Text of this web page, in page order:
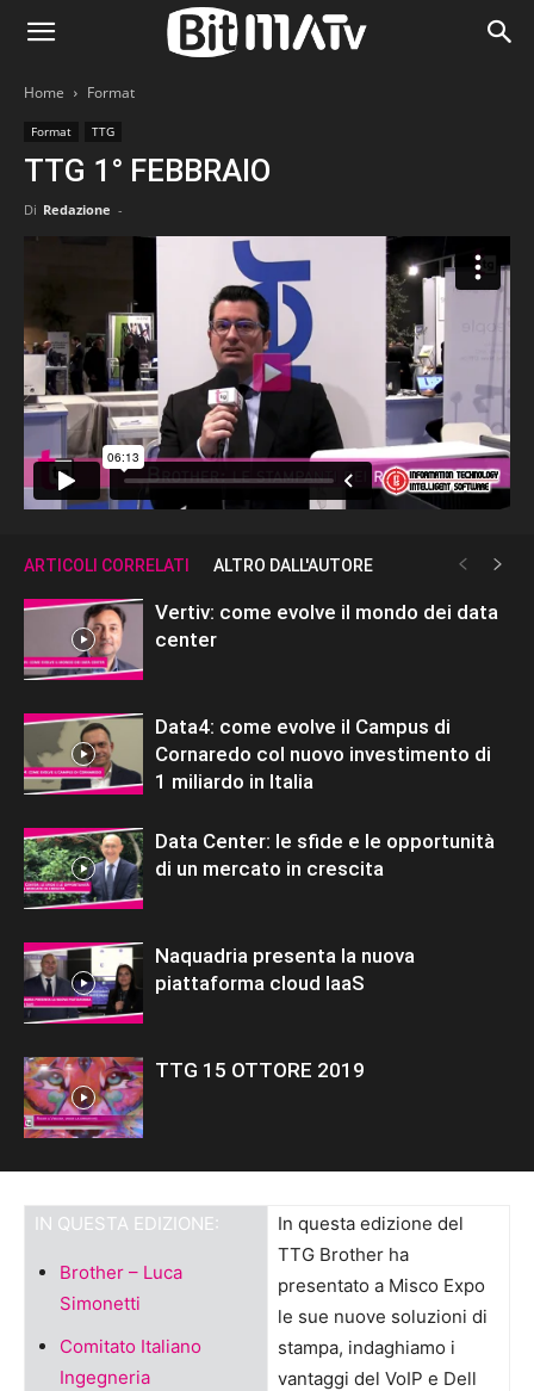
Home Format
Format TTG
TTG 1° FEBBRAIO
Di Redazione -
ARTICOLI CORRELATI ALTRO DALL'AUTORE
Vertiv: come evolve il mondo dei data
center
Data4: come evolve il Campus di
Cornaredo col nuovo investimento di
1 miliardo in Italia
Data Center: le sfide e le opportunità
di un mercato in crescita
Naquadria presenta la nuova
piattaforma cloud IaaS
TTG 15 OTTORE 2019
IN QUESTA EDIZIONE:
Brother – Luca
Simonetti
Comitato Italiano
Ingegneria
In questa edizione del
TTG Brother ha
presentato a Misco Expo
le sue nuove soluzioni di
stampa, indaghiamo i
vantaggi del VoIP e Dell